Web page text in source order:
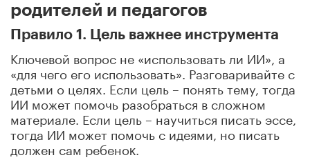
родителей и педагогов
Правило 1. Цель важнее инструмента
Ключевой вопрос не «использовать ли ИИ», а
«для чего его использовать». Разговаривайте с
детьми о целях. Если цель – понять тему, тогда
ИИ может помочь разобраться в сложном
материале. Если цель – научиться писать эссе,
тогда ИИ может помочь с идеями, но писать
должен сам ребеноĸ.